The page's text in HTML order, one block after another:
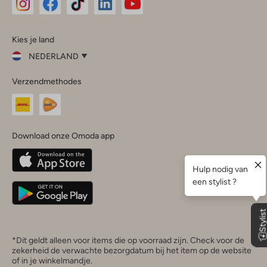
InstagramFacebook
Kies je land
NEDERLAND
je
land
Nederland
Belgique(Français)
Deutschland
Verzendmethodes
Download onze Omoda app
*Dit geldt alleen voor items die op voorraad zijn. Check voor de
zekerheid de verwachte bezorgdatum bij het item op de website
of in je winkelmandje.